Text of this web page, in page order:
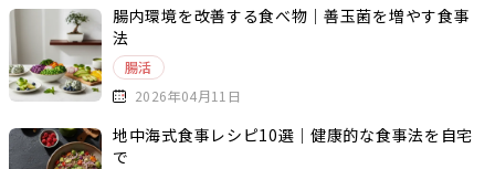
腸内環境を改善する食べ物｜善玉菌を増やす食事
法
腸活
2026年04月11日
地中海式食事レシピ10選｜健康的な食事法を自宅
で